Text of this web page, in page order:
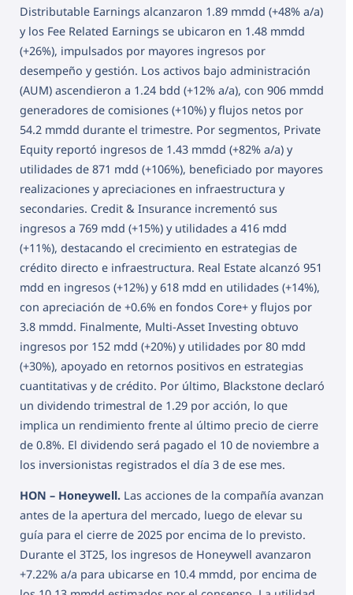
Distributable Earnings alcanzaron 1.89 mmdd (+48% a/a)
y los Fee Related Earnings se ubicaron en 1.48 mmdd
(+26%), impulsados por mayores ingresos por
desempeño y gestión. Los activos bajo administración
(AUM) ascendieron a 1.24 bdd (+12% a/a), con 906 mmdd
generadores de comisiones (+10%) y flujos netos por
54.2 mmdd durante el trimestre. Por segmentos, Private
Equity reportó ingresos de 1.43 mmdd (+82% a/a) y
utilidades de 871 mdd (+106%), beneficiado por mayores
realizaciones y apreciaciones en infraestructura y
secondaries. Credit & Insurance incrementó sus
ingresos a 769 mdd (+15%) y utilidades a 416 mdd
(+11%), destacando el crecimiento en estrategias de
crédito directo e infraestructura. Real Estate alcanzó 951
mdd en ingresos (+12%) y 618 mdd en utilidades (+14%),
con apreciación de +0.6% en fondos Core+ y flujos por
3.8 mmdd. Finalmente, Multi-Asset Investing obtuvo
ingresos por 152 mdd (+20%) y utilidades por 80 mdd
(+30%), apoyado en retornos positivos en estrategias
cuantitativas y de crédito. Por último, Blackstone declaró
un dividendo trimestral de 1.29 por acción, lo que
implica un rendimiento frente al último precio de cierre
de 0.8%. El dividendo será pagado el 10 de noviembre a
los inversionistas registrados el día 3 de ese mes.
HON – Honeywell. Las acciones de la compañía avanzan
antes de la apertura del mercado, luego de elevar su
guía para el cierre de 2025 por encima de lo previsto.
Durante el 3T25, los ingresos de Honeywell avanzaron
+7.22% a/a para ubicarse en 10.4 mmdd, por encima de